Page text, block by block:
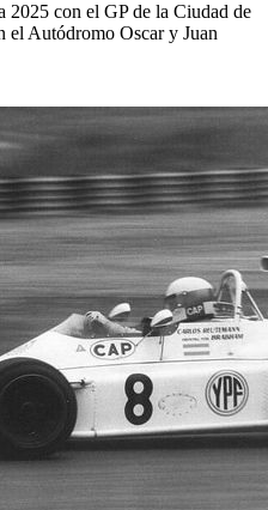
2025 con el GP de la Ciudad de
el Autódromo Oscar y Juan